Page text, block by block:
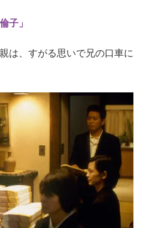
子」
は、すがる思いで兄の口車に